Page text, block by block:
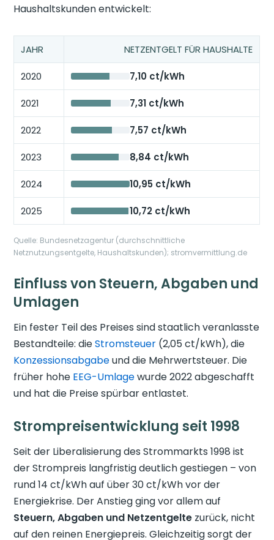
Haushaltskunden entwickelt:
JAHR NETZENTGELT FÜR HAUSHALTE
2020 7,10 ct/kWh
2021 7,31 ct/kWh
2022 7,57 ct/kWh
2023 8,84 ct/kWh
2024 10,95 ct/kWh
2025 10,72 ct/kWh
Quelle: Bundesnetzagentur (durchschnittliche
Netznutzungsentgelte, Haushaltskunden); stromvermittlung.de
Einfluss von Steuern, Abgaben und
Umlagen
Ein fester Teil des Preises sind staatlich veranlasste
Bestandteile: dieStromsteuer (2,05 ct/kWh), die
Konzessionsabgabeund die Mehrwertsteuer. Die
früher hohe EEG-Umlagewurde 2022 abgeschafft
und hat die Preise spürbar entlastet.
Strompreisentwicklung seit 1998
Seit der Liberalisierung des Strommarkts 1998 ist
der Strompreis langfristig deutlich gestiegen – von
rund 14 ct/kWh auf über 30 ct/kWh vor der
Energiekrise. Der Anstieg ging vor allem auf
Steuern, Abgaben und Netzentgelte zurück, nicht
auf den reinen Energiepreis. Gleichzeitig sorgt der